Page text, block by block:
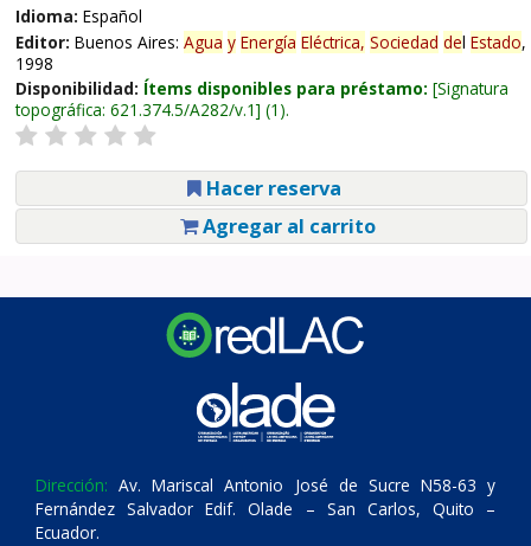
Idioma: Español
Editor: Buenos Aires: Agua y Energía Eléctrica, Sociedad del Estado,
1998
Disponibilidad: Ítems disponibles para préstamo: Signatura
topográfica: 621.374.5/A282/v.1 (1).
Hacer reserva
Agregar al carrito
Dirección: Av. Mariscal Antonio José de Sucre N58-63 y
Fernández Salvador Edif. Olade – San Carlos, Quito –
Ecuador.